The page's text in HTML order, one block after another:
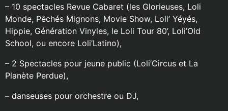
– 10 spectacles Revue Cabaret (les Glorieuses, Loli
Monde, Pêchés Mignons, Movie Show, Loli’ Yéyés,
Hippie, Génération Vinyles, le Loli Tour 80’, Loli’Old
School, ou encore Loli’Latino),
– 2 Spectacles pour jeune public (Loli’Circus et La
Planète Perdue),
– danseuses pour orchestre ou DJ,